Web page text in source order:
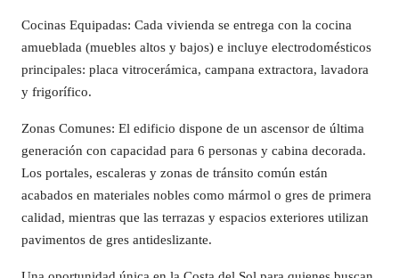
Cocinas Equipadas: Cada vivienda se entrega con la cocina
amueblada (muebles altos y bajos) e incluye electrodomésticos
principales: placa vitrocerámica, campana extractora, lavadora
y frigorífico.
Zonas Comunes: El edificio dispone de un ascensor de última
generación con capacidad para 6 personas y cabina decorada.
Los portales, escaleras y zonas de tránsito común están
acabados en materiales nobles como mármol o gres de primera
calidad, mientras que las terrazas y espacios exteriores utilizan
pavimentos de gres antideslizante.